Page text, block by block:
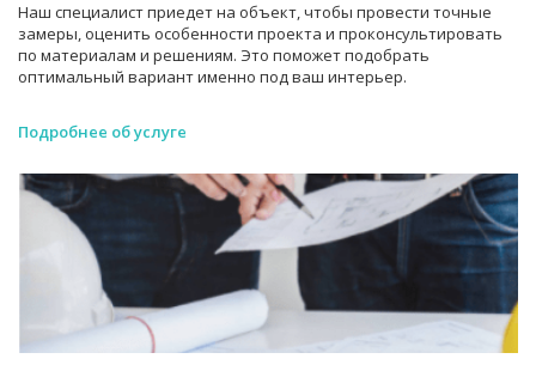
Наш специалист приедет на объект, чтобы провести точные
замеры, оценить особенности проекта и проконсультировать
по материалам и решениям. Это поможет подобрать
оптимальный вариант именно под ваш интерьер.
Подробнее об услуге